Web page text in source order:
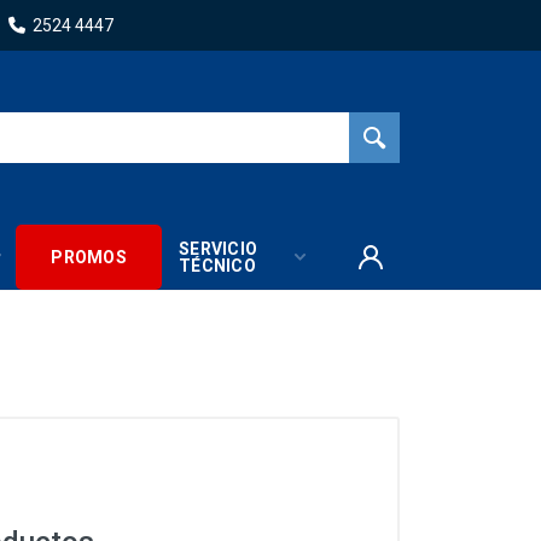
2524 4447
PROMOS
SERVICIO
TÉCNICO